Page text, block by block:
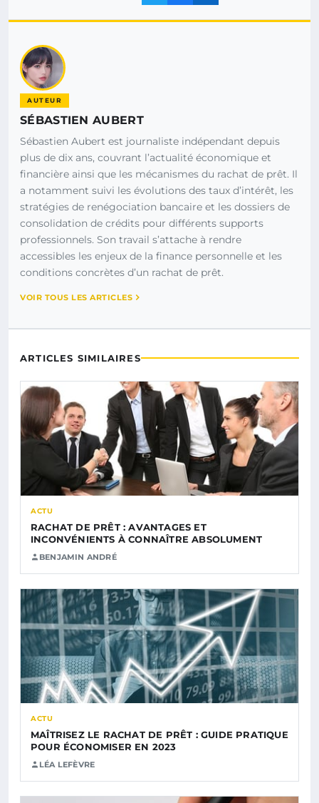
AUTEUR
SÉBASTIEN AUBERT
Sébastien Aubert est journaliste indépendant depuis
plus de dix ans, couvrant l’actualité économique et
financière ainsi que les mécanismes du rachat de prêt. Il
a notamment suivi les évolutions des taux d’intérêt, les
stratégies de renégociation bancaire et les dossiers de
consolidation de crédits pour différents supports
professionnels. Son travail s’attache à rendre
accessibles les enjeux de la finance personnelle et les
conditions concrètes d’un rachat de prêt.
VOIR TOUS LES ARTICLES
ARTICLES SIMILAIRES
ACTU
RACHAT DE PRÊT : AVANTAGES ET
INCONVÉNIENTS À CONNAÎTRE ABSOLUMENT
BENJAMIN ANDRÉ
ACTU
MAÎTRISEZ LE RACHAT DE PRÊT : GUIDE PRATIQUE
POUR ÉCONOMISER EN 2023
LÉA LEFÈVRE